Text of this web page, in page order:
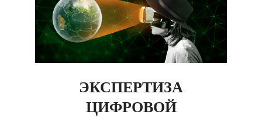
ЭКСПЕРТИЗА
ЦИФРОВОЙ